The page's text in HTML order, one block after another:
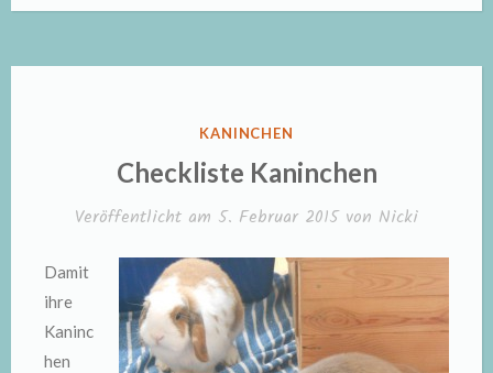
Kaninchen“
VERÖFFENTLICHT
KANINCHEN
Checkliste Kaninchen
Veröffentlicht am 5. Februar 2015von Nicki
Damit
ihre
Kaninc
hen